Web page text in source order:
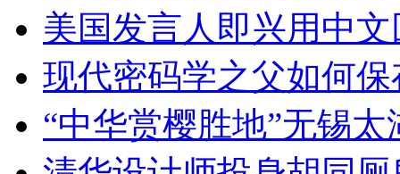
美国发言人即兴用中
现代密码学之父如何
“中华赏樱胜地”无锡